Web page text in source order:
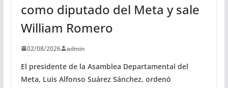
como diputado del Meta y sale
William Romero
02/08/2026 admin
El presidente de la Asamblea Departamental del
Meta, Luis Alfonso Suárez Sánchez, ordenó